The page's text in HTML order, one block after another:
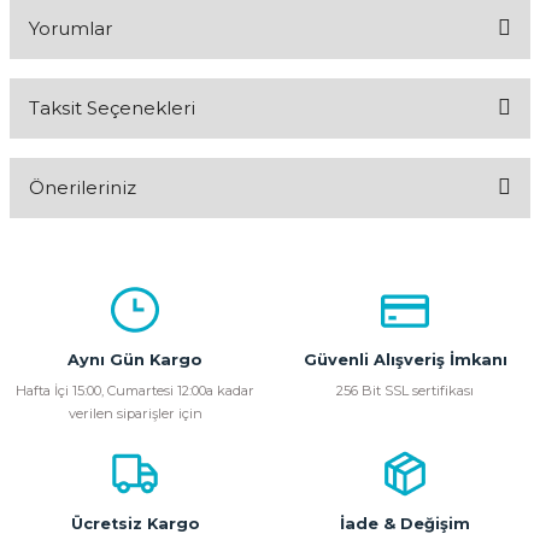
Yorumlar
Taksit Seçenekleri
Önerileriniz
kullanarak tarafımıza iletebilirsiniz.
Görüş ve önerileriniz için teşekkür ederiz.
Ürün açıklamasında eksik bilgiler bulunuyor.
Ürün bilgilerinde hatalar bulunuyor.
Ürün fiyatı diğer sitelerden daha pahalı.
Bu ürüne benzer farklı alternatifler olmalı.
Aynı Gün Kargo
Hafta İçi 15:00, Cumartesi 12:00a kadar
verilen siparişler için
Güvenli Alışveriş İmkanı
256 Bit SSL sertifikası
Ücretsiz Kargo İade & Değişim